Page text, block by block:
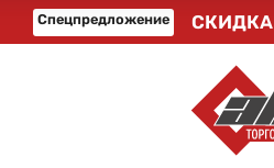
Спецпредложение СКИДКА